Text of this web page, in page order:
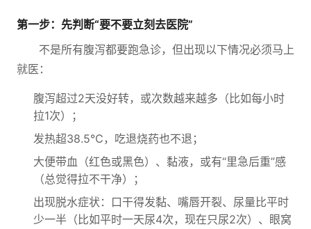
第一步：先判断“要不要立刻去医院”
不是所有腹泻都要跑急诊，但出现以下情况必须马上
就医：
腹泻超过2天没好转，或次数越来越多（比如每小时
拉1次）；
发热超38.5℃，吃退烧药也不退；
大便带血（红色或黑色）、黏液，或有“里急后重”感
（总觉得拉不干净）；
出现脱水症状：口干得发黏、嘴唇开裂、尿量比平时
少一半（比如平时一天尿4次，现在只尿2次）、眼窝